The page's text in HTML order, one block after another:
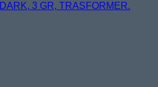
3 GR, TRASFORMER.